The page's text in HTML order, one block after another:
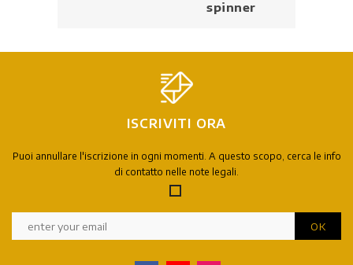
ISCRIVITI ORA
Puoi annullare l'iscrizione in ogni momenti. A questo scopo, cerca le info
di contatto nelle note legali.